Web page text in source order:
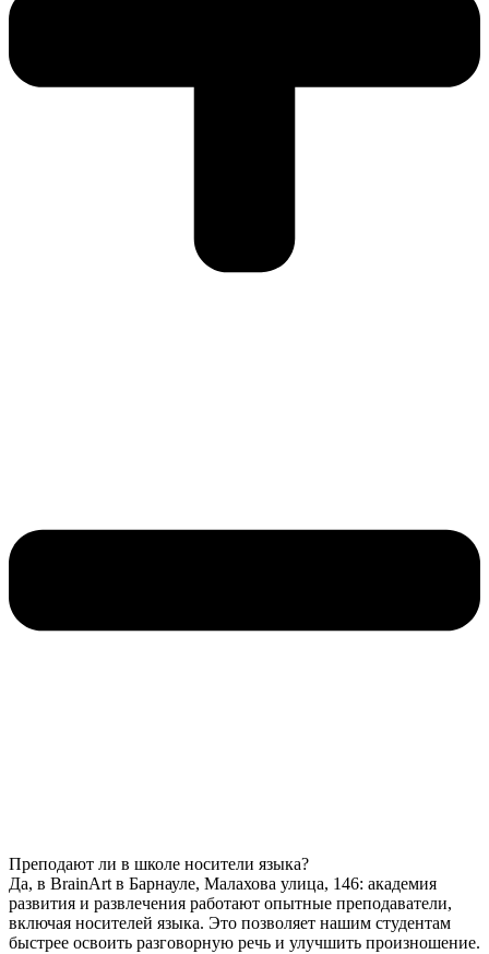
Преподают ли в школе носители языка?
Да, в BrainArt в Барнауле, Малахова улица, 146: академия
развития и развлечения работают опытные преподаватели,
включая носителей языка. Это позволяет нашим студентам
быстрее освоить разговорную речь и улучшить произношение.